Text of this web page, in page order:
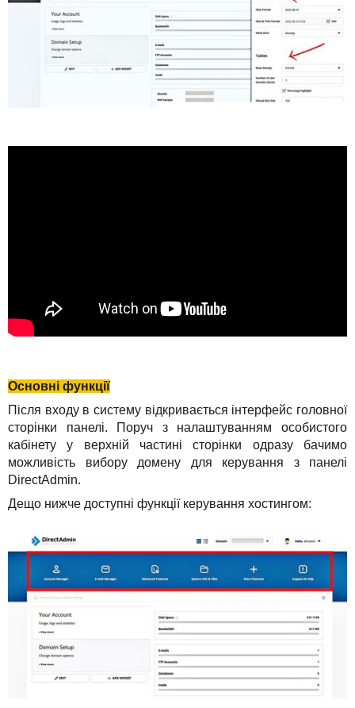
Основні функції
Після входу в систему відкривається інтерфейс головної
сторінки панелі. Поруч з налаштуванням особистого
кабінету у верхній частині сторінки одразу бачимо
можливість вибору домену для керування з панелі
DirectAdmin.
Дещо нижче доступні функції керування хостингом: